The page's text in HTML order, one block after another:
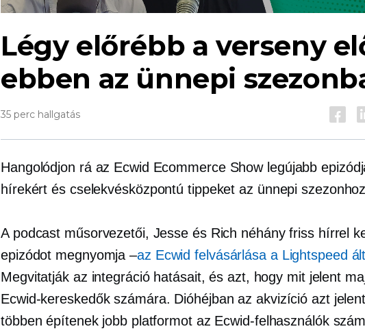
Légy előrébb a verseny
ebben az ünnepi
35 perc hallgatás
Hangolódjon rá az Ecwid Ecommerce Show legújabb
hírekért és cselekvésközpontú tippeket az ünnepi
A podcast műsorvezetői, Jesse és Rich néhány friss hírrel
epizódot megnyomja –az Ecwid felvásárlása a Lightspeed
Megvitatják az integráció hatásait, és azt, hogy mit jelent
Ecwid-kereskedők számára. Dióhéjban az akvizíció azt
többen építenek jobb platformot az Ecwid-felhasználók